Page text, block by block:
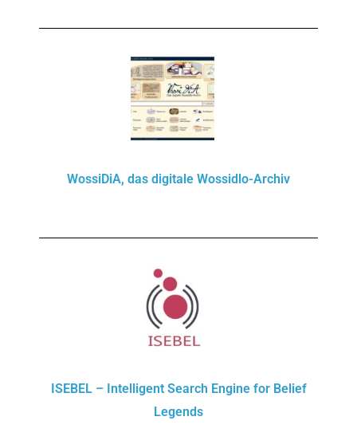
WossiDiA, das digitale Wossidlo-Archiv
ISEBEL – Intelligent Search Engine for Belief
Legends